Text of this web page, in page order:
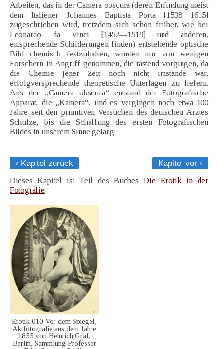
Arbeiten, das in der Camera obscura (deren Erfindung meist
dem Italiener Johannes Baptista Porta [1538—1615]
zugeschrieben wird, trotzdem sich schon früher, wie bei
Leonardo da Vinci [1452—1519] und anderen,
entsprechende Schilderungen finden) entstehende optische
Bild chemisch festzuhalten, wurden nur von wenigen
Forschern in Angriff genommen, die tastend vorgingen, da
die Chemie jener Zeit noch nicht imstande war,
erfolgversprechende theoretische Unterlagen zu liefern.
Aus der „Camera obscura“ entstand der Fotografische
Apparat, die „Kamera“, und es vergingen noch etwa 100
Jahre seit den primitiven Versuchen des deutschen Arztes
Schulze, bis die Schaffung des ersten Fotografischen
Bildes in unserem Sinne gelang.
‹ Kapitel zurück
Kapitel vor ›
Dieses Kapitel ist Teil des Buches Die Erotik in der
Fotografie
Erotik 010 Vor dem Spiegel,
Aktfotografie aus dem Jahre
1855 von Heinrich Graf,
Berlin, Sammlung Professor